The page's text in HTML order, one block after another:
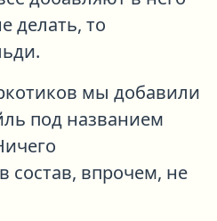
делать, то
мы добавили
под названием
состав, впрочем, не